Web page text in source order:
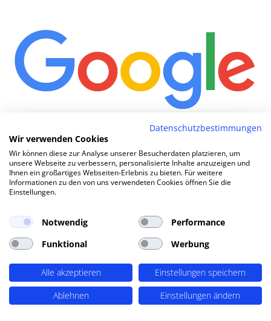
|
TOP SEO DURCH DYNAMISCHE INHALTE
SEO-Agentur Neumarkt (Oberpfalz) ?
PERIMETRIK® hat eine besonders erfolgreiche SEO
abdeckt: Recherche und Konzeption, technische
Optimierung, redaktionellen Support und regelmäßiges
SEO Monitoring. Unsere SEO-Leistungen umfassen u.A.:
Datenschutzbestimmungen
Wir verwenden Cookies
Wir können diese zur Analyse unserer Besucherdaten platzieren, um
unsere Webseite zu verbessern, personalisierte Inhalte anzuzeigen und
Ihnen ein großartiges Webseiten-Erlebnis zu bieten. Für weitere
Informationen zu den von uns verwendeten Cookies öffnen Sie die
Einstellungen.
Notwendig
Performance
Funktional
Werbung
Alle akzeptieren
Einstellungen speichern
Ablehnen
Einstellungen ändern